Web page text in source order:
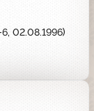
02.08.1996)